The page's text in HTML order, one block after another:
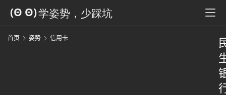
首页 姿势 信用卡